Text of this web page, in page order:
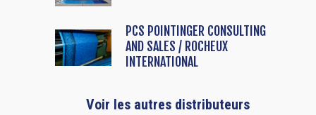
PCS POINTINGER CONSULTING
AND SALES / ROCHEUX
INTERNATIONAL
Voir les autres distributeurs